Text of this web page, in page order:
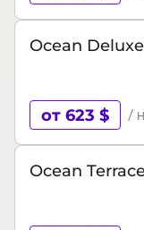
Ocean
от 623 $ /
Ocean